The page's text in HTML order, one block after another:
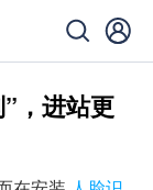
，进站更